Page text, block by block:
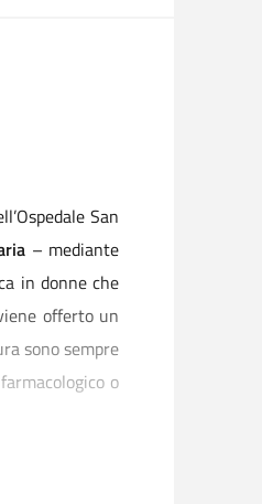
San
– mediante
in donne che
offerto un
sono sempre
o